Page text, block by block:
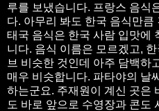
루를 보냈습니다. 프랑스 음식
다. 아무리 봐도 한국 음식만큼
태국 음식은 한국 사람 입맛에
니다. 음식 이름은 모르겠고,
브 비슷한 것인데 아주 담백하
매우 비슷합니다. 파타야의 날
하는군요. 주재원이 계신 곳은
도 바로 앞으로 수영장과 콘도